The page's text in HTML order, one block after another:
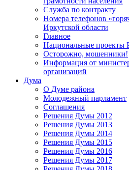
Служба по контракту
Номера телефонов
Иркутской области
Главное
Национальные проекты
Осторожно, мошенники!
Информация от
организаций
Дума
О Думе района
Молодежный парламент
Соглашения
Решения Думы 2012
Решения Думы 2013
Решения Думы 2014
Решения Думы 2015
Решения Думы 2016
Решения Думы 2017